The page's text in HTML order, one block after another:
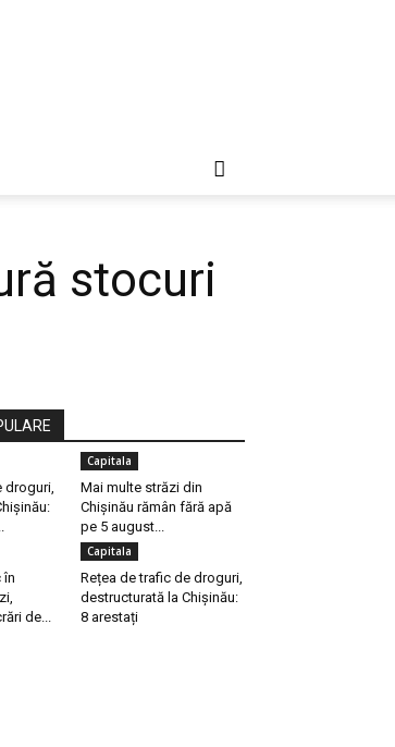
stocuri
droguri,
Capitala
Mai multe străzi din
Chișinău rămân fără apă
pe 5 august...
în
de...
Capitala
Rețea de trafic de droguri,
destructurată la Chișinău:
8 arestați